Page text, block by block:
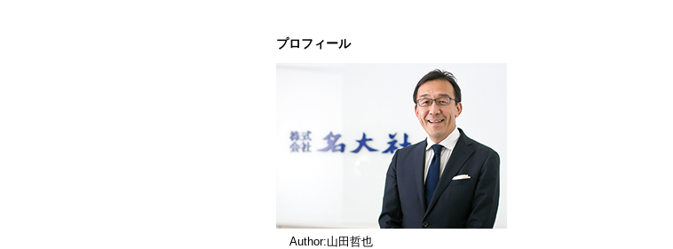
プロフィール
Author:山田哲也